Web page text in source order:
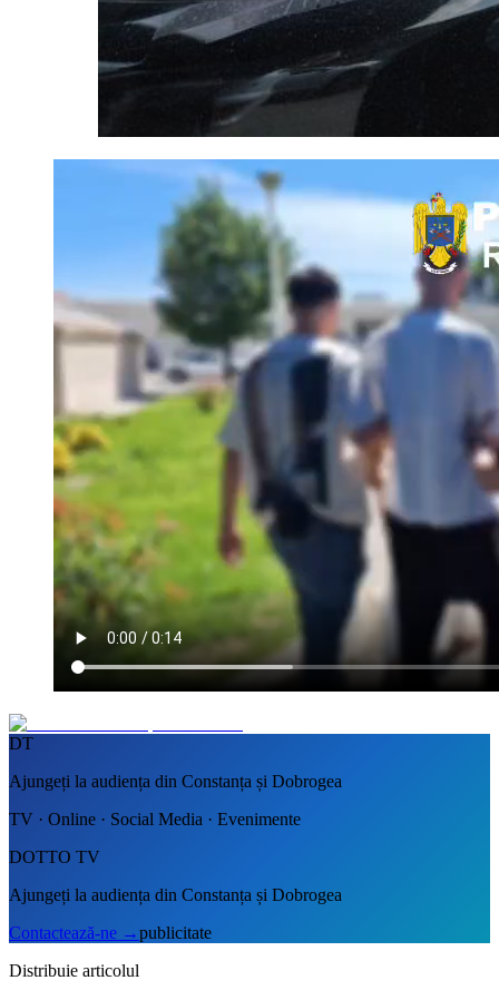
DT
Ajungeți la audiența din Constanța și Dobrogea
TV · Online · Social Media · Evenimente
DOTTO TV
Ajungeți la audiența din Constanța și Dobrogea
Contactează-ne →publicitate
Distribuie articolul